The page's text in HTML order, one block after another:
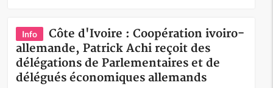
Info
Côte d'Ivoire : Coopération ivoiro-
allemande, Patrick Achi reçoit des
délégations de Parlementaires et de
délégués économiques allemands